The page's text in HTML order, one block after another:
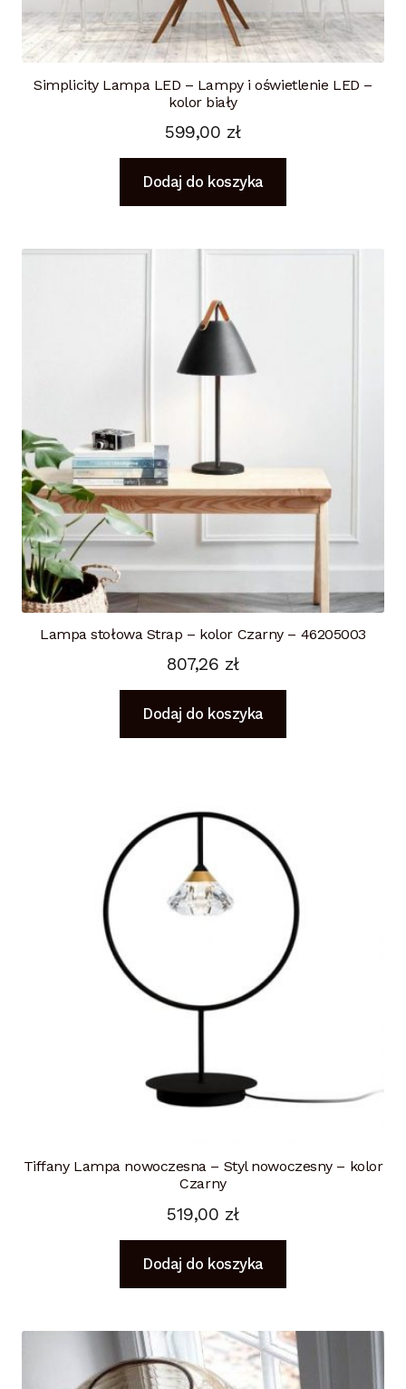
Simplicity Lampa LED – Lampy i oświetlenie LED –
kolor biały
599,00 zł
Dodaj do koszyka
Lampa stołowa Strap – kolor Czarny – 46205003
807,26 zł
Dodaj do koszyka
Tiffany Lampa nowoczesna – Styl nowoczesny – kolor
Czarny
519,00 zł
Dodaj do koszyka